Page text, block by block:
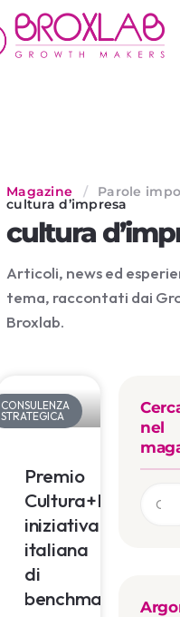
Magazine / Parole
cultura d’impresa
cultura
Articoli, news ed
tema, raccontati dai
Broxlab.
CONSULENZA
STRATEGICA
Premio
Cultura+Impresa:
iniziativa
italiana
di
benchmarking
nel